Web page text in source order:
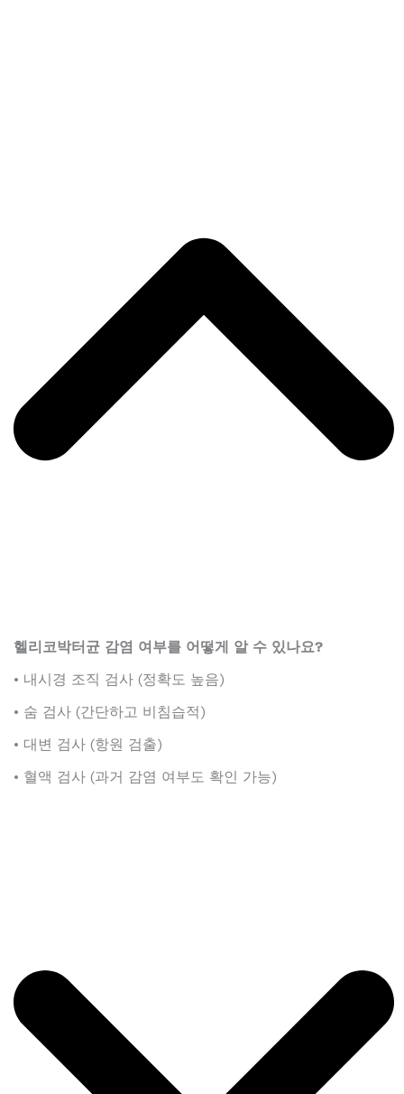
헬리코박터균 감염 여부를 어떻게 알 수 있나요?
• 내시경 조직 검사 (정확도 높음)
• 숨 검사 (간단하고 비침습적)
• 대변 검사 (항원 검출)
• 혈액 검사 (과거 감염 여부도 확인 가능)